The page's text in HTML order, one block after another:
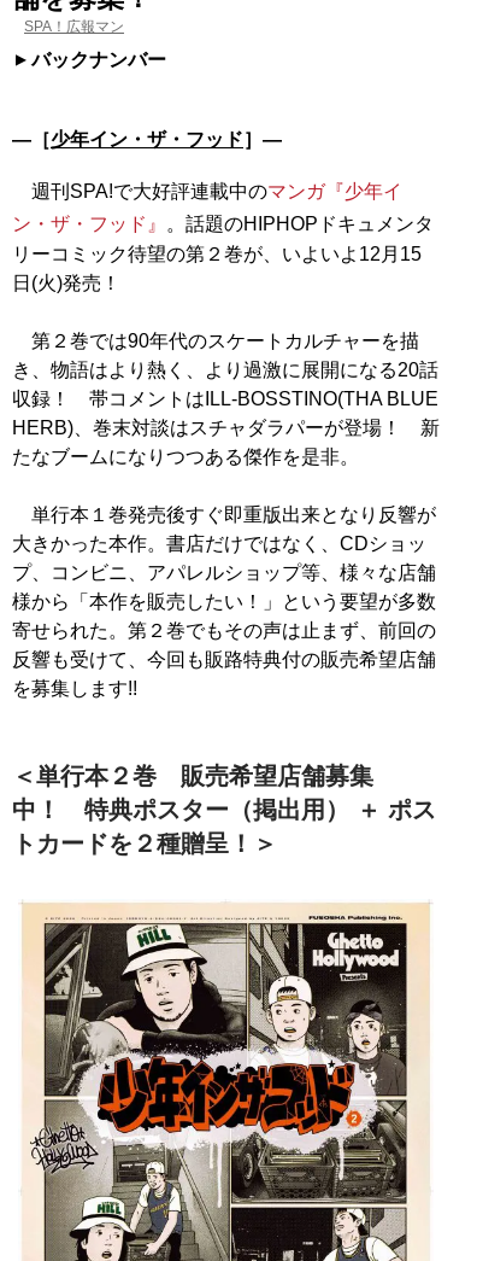
SPA！広報マン
バックナンバー
―［少年イン・ザ・フッド］―
週刊SPA!で大好評連載中のマンガ『少年イ
ン・ザ・フッド』
。話題のHIPHOPドキュメンタ
リーコミック待望の第２巻が、いよいよ12月15
日(火)発売！
第２巻では90年代のスケートカルチャーを描
き、物語はより熱く、より過激に展開になる20話
収録！ 帯コメントはILL-BOSSTINO(THA BLUE
HERB)、巻末対談はスチャダラパーが登場！ 新
たなブームになりつつある傑作を是非。
単行本１巻発売後すぐ即重版出来となり反響が
大きかった本作。書店だけではなく、CDショッ
プ、コンビニ、アパレルショップ等、様々な店舗
様から「本作を販売したい！」という要望が多数
寄せられた。第２巻でもその声は止まず、前回の
反響も受けて、今回も販路特典付の販売希望店舗
を募集します!!
＜単行本２巻 販売希望店舗募集
中！ 特典ポスター（掲出用） ＋ ポス
トカードを２種贈呈！＞